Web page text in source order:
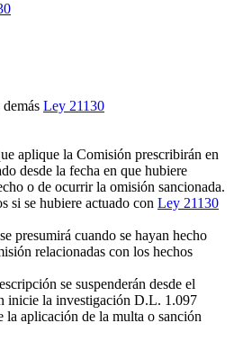
Ley 21130
aplique la Comisión prescribirán en
desde la fecha en que hubiere
o de ocurrir la omisión sancionada.
si se hubiere actuado con Ley 21130
presumirá cuando se hayan hecho
relacionadas con los hechos
se suspenderán desde el
inicie la investigación D.L. 1.097
la aplicación de la multa o sanción